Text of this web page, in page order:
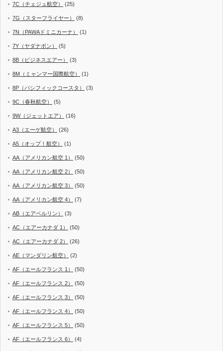
7C（チェジュ航空） (25)
7G（スターフライヤー） (8)
7N（PAWAドミニカーナ） (1)
7Y（ヤダナポン） (5)
8B（ビジネスエアー） (3)
8M（ミャンマー国際航空） (1)
8P（パシフィックコースタ） (3)
9C（春秋航空） (5)
9W（ジェットエア） (16)
A3（エーゲ航空） (26)
A5（オップ！航空） (1)
AA（アメリカン航空 1） (50)
AA（アメリカン航空 2） (50)
AA（アメリカン航空 3） (50)
AA（アメリカン航空 4） (7)
AB（エアベルリン） (3)
AC（エアーカナダ 1） (50)
AC（エアーカナダ 2） (26)
AE（マンダリン航空） (2)
AF（エールフランス 1） (50)
AF（エールフランス 2） (50)
AF（エールフランス 3） (50)
AF（エールフランス 4） (50)
AF（エールフランス 5） (50)
AF（エールフランス 6） (4)